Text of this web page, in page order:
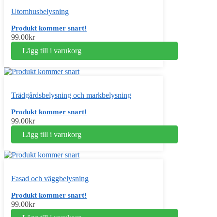
Utomhusbelysning
Produkt kommer snart!
99.00kr
Lägg till i varukorg
Trädgårdsbelysning och markbelysning
Produkt kommer snart!
99.00kr
Lägg till i varukorg
Fasad och väggbelysning
Produkt kommer snart!
99.00kr